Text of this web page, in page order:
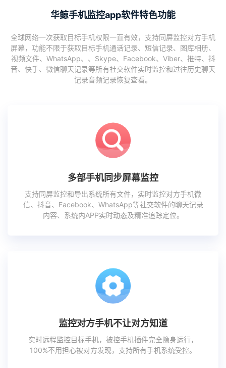
华鲸手机监控app软件特色功能
全球网络一次获取目标手机权限一直有效，支持同屏监控对方手机
屏幕，功能不限于获取目标手机通话记录、短信记录、图库相册、
视频文件、WhatsApp、、Skype、Facebook、Viber、推特、抖
音、快手、微信聊天记录等所有社交软件实时监控和过往历史聊天
记录音频记录恢复查看。
多部手机同步屏幕监控
支持同屏监控和导出系统所有文件，实时监控对方手机微
信、抖音、Facebook、WhatsApp等社交软件的聊天记录
内容、系统内APP实时动态及精准追踪定位。
监控对方手机不让对方知道
实时远程监控目标手机，被控手机插件完全隐身运行，
100%不用担心被对方发现，支持所有手机系统受控。